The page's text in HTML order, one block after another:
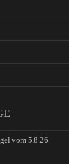
vom 5.8.26